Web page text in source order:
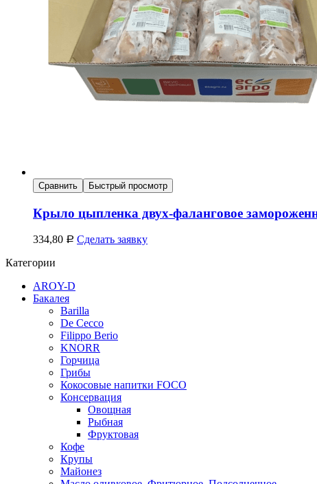
Сравнить Быстрый просмотр
Крыло цыпленка двух-фаланговое
334,80 Р Сделать заявку
Категории
AROY-D
Бакалея
Barilla
De Cecco
Filippo Berio
KNORR
Горчица
Грибы
Кокосовые напитки FOCO
Консервация
Овощная
Рыбная
Фруктовая
Кофе
Крупы
Майонез